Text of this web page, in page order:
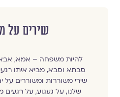
שירים על
להיות משפחה – אמא, אבא,
סבתא וסבא, מביא איתו
שירי משוררות ומשוררים על
שלנו, על געגוע, על